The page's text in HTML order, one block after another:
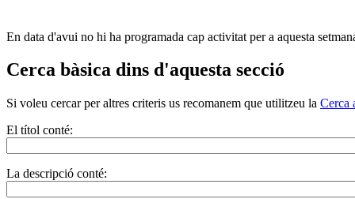
En data d'avui no hi ha programada cap activitat per a aquesta
Cerca bàsica dins d'aquesta secció
Si voleu cercar per altres criteris us recomanem que utilitzeu la Cerca
El títol conté:
La descripció conté: